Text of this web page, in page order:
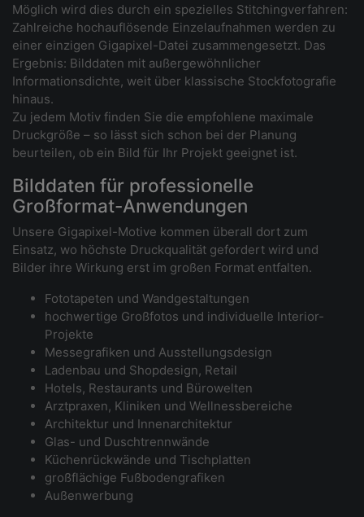
Möglich wird dies durch ein spezielles Stitchingverfahren:
Zahlreiche hochauflösende Einzelaufnahmen werden zu
einer einzigen Gigapixel-Datei zusammengesetzt. Das
Ergebnis: Bilddaten mit außergewöhnlicher
Informationsdichte, weit über klassische Stockfotografie
hinaus.
Zu jedem Motiv finden Sie die empfohlene maximale
Druckgröße – so lässt sich schon bei der Planung
beurteilen, ob ein Bild für Ihr Projekt geeignet ist.
Bilddaten für professionelle
Großformat-Anwendungen
Unsere Gigapixel-Motive kommen überall dort zum
Einsatz, wo höchste Druckqualität gefordert wird und
Bilder ihre Wirkung erst im großen Format entfalten.
Fototapeten und Wandgestaltungen
hochwertige Großfotos und individuelle Interior-
Projekte
Messegrafiken und Ausstellungsdesign
Ladenbau und Shopdesign, Retail
Hotels, Restaurants und Bürowelten
Arztpraxen, Kliniken und Wellnessbereiche
Architektur und Innenarchitektur
Glas- und Duschtrennwände
Küchenrückwände und Tischplatten
großflächige Fußbodengrafiken
Außenwerbung